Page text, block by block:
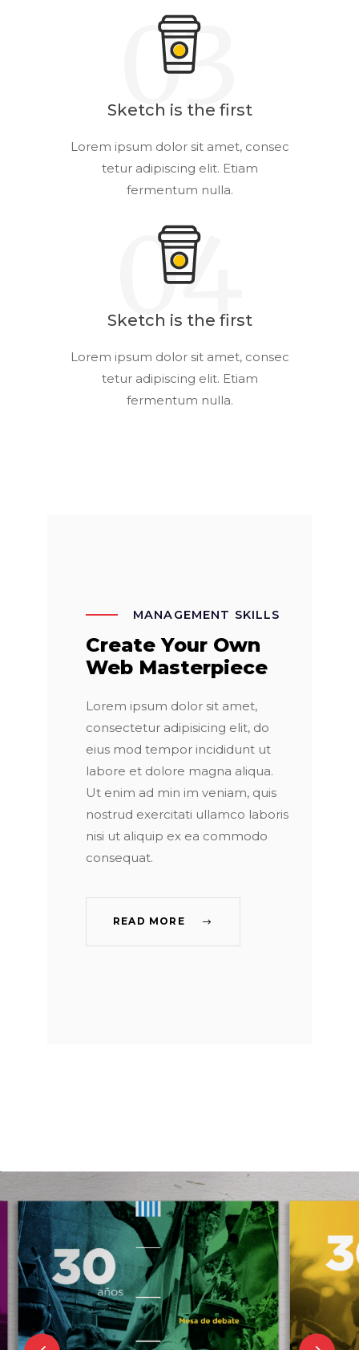
Sketch is the first
03
Lorem ipsum dolor sit amet, consec
tetur adipiscing elit. Etiam
fermentum nulla.
Sketch is the first
04
Lorem ipsum dolor sit amet, consec
tetur adipiscing elit. Etiam
fermentum nulla.
MANAGEMENT SKILLS
Create Your Own
Web Masterpiece
Lorem ipsum dolor sit amet,
consectetur adipisicing elit, do
eius mod tempor incididunt ut
labore et dolore magna aliqua.
Ut enim ad min im veniam, quis
nostrud exercitati ullamco laboris
nisi ut aliquip ex ea commodo
consequat.
READ MORE